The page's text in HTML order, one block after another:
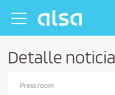
Skip to Main Content
Toggle navigation
Detalle noticia
Press room